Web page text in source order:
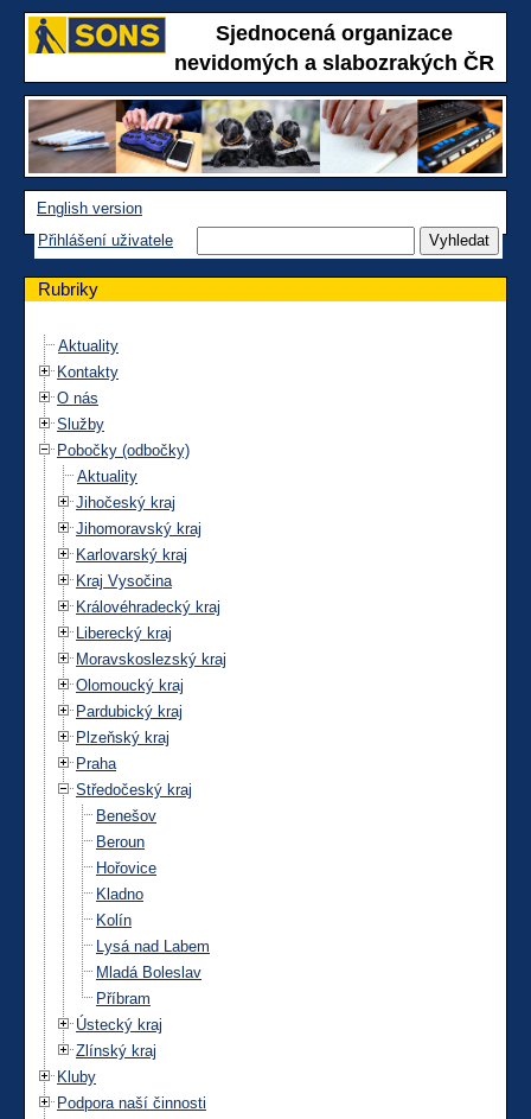
Sjednocená organizace
nevidomých a slabozrakých ČR
English version
Přihlášení uživatele
Rubriky
Aktuality
Kontakty
O nás
Služby
Pobočky (odbočky)
Aktuality
Jihočeský kraj
Jihomoravský kraj
Karlovarský kraj
Kraj Vysočina
Královéhradecký kraj
Liberecký kraj
Moravskoslezský kraj
Olomoucký kraj
Pardubický kraj
Plzeňský kraj
Praha
Středočeský kraj
Benešov
Beroun
Hořovice
Kladno
Kolín
Lysá nad Labem
Mladá Boleslav
Příbram
Ústecký kraj
Zlínský kraj
Kluby
Podpora naší činnosti